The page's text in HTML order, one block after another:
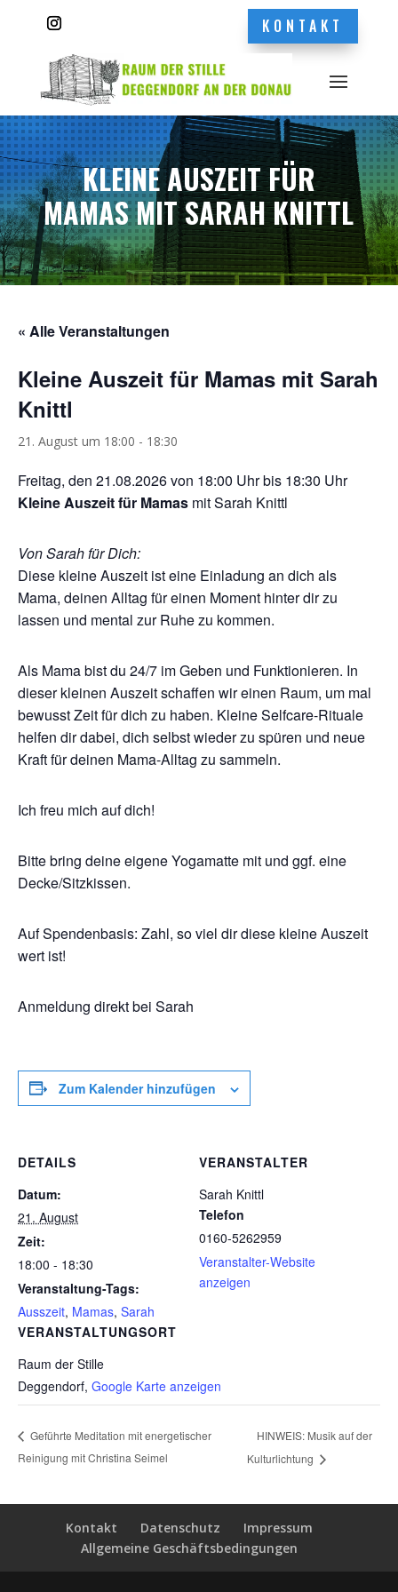
KONTAKT
KLEINE AUSZEIT FÜR
MAMAS MIT SARAH KNITTL
« Alle Veranstaltungen
Kleine Auszeit für Mamas mit Sarah
Knittl
21. August um 18:00 - 18:30
Freitag, den 21.08.2026 von 18:00 Uhr bis 18:30 Uhr
Kleine Auszeit für Mamas mit Sarah Knittl
Von Sarah für Dich:
Diese kleine Auszeit ist eine Einladung an dich als
Mama, deinen Alltag für einen Moment hinter dir zu
lassen und mental zur Ruhe zu kommen.
Als Mama bist du 24/7 im Geben und Funktionieren. In
dieser kleinen Auszeit schaffen wir einen Raum, um mal
bewusst Zeit für dich zu haben. Kleine Selfcare-Rituale
helfen dir dabei, dich selbst wieder zu spüren und neue
Kraft für deinen Mama-Alltag zu sammeln.
Ich freu mich auf dich!
Bitte bring deine eigene Yogamatte mit und ggf. eine
Decke/Sitzkissen.
Auf Spendenbasis: Zahl, so viel dir diese kleine Auszeit
wert ist!
Anmeldung direkt bei Sarah
Zum Kalender hinzufügen
DETAILS
Datum:
21. August
Zeit:
18:00 - 18:30
Veranstaltung-Tags:
Ausszeit, Mamas, Sarah
VERANSTALTUNGSORT
Raum der Stille
Deggendorf, Google Karte anzeigen
VERANSTALTER
Sarah Knittl
Telefon
0160-5262959
Veranstalter-Website
anzeigen
Geführte Meditation mit energetischer
Reinigung mit Christina Seimel
HINWEIS: Musik auf der
Kulturlichtung
Kontakt Datenschutz
Impressum
Allgemeine Geschäftsbedingungen